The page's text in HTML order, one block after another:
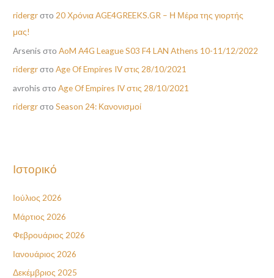
ridergrστο 20 Χρόνια AGE4GREEKS.GR – Η Μέρα της γιορτής
μας!
Arsenis στοAoM A4G League S03 F4 LAN Athens 10-11/12/2022
ridergrστοAge Of Empires IV στις 28/10/2021
avrohis στοAge Of Empires IV στις 28/10/2021
ridergrστοSeason 24: Κανονισμοί
Ιστορικό
Ιούλιος 2026
Μάρτιος 2026
Φεβρουάριος 2026
Ιανουάριος 2026
Δεκέμβριος 2025